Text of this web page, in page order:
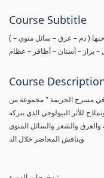
Course Subtitle
( إجراء الإختبارات علي العينة البيولوجية لتحديد صاحبها ( دم – عرق – سائل منوي –
براز – أسنان – أظافر – عظام
Course
في مسرح الجريمة " مجموعة من
للأثر البيولوجي الذي يتركه
والعرق والشعر والسائل المنوي
ويناقش المحاضر خلال الد